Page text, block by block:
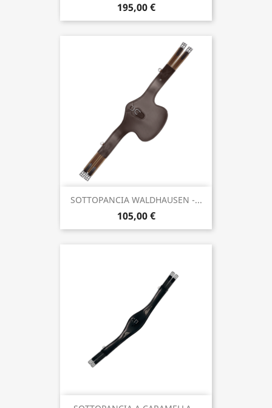
195,00 €
SOTTOPANCIA WALDHAUSEN -...
105,00 €